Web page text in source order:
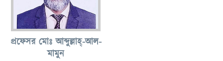
প্রফেসর মোঃ আব্দুল্লাহ্-আল-
মামুন